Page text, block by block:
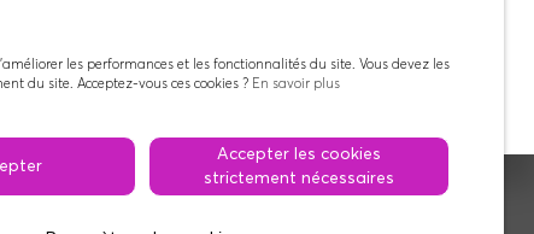
les performances et les fonctionnalités du site. Vous devez les
du site. Acceptez-vous ces cookies ? En savoir plus
Accepter les cookies
strictement nécessaires